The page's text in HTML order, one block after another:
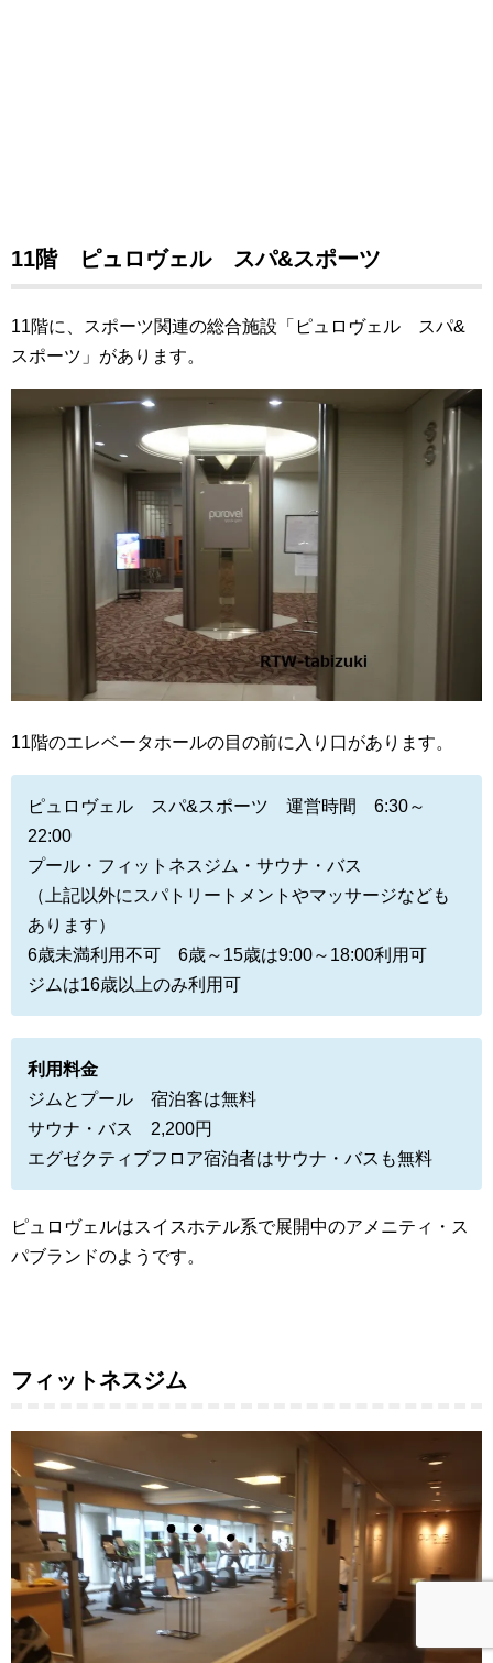
11階 ピュロヴェル スパ&スポーツ
11階に、スポーツ関連の総合施設「ピュロヴェル スパ&
スポーツ」があります。
11階のエレベータホールの目の前に入り口があります。
ピュロヴェル スパ&スポーツ 運営時間 6:30～
22:00
プール・フィットネスジム・サウナ・バス
（上記以外にスパトリートメントやマッサージなども
あります）
6歳未満利用不可 6歳～15歳は9:00～18:00利用可
ジムは16歳以上のみ利用可
利用料金
ジムとプール 宿泊客は無料
サウナ・バス 2,200円
エグゼクティブフロア宿泊者はサウナ・バスも無料
ピュロヴェルはスイスホテル系で展開中のアメニティ・ス
パブランドのようです。
フィットネスジム